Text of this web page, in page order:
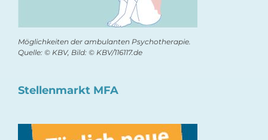
Möglichkeiten der ambulanten Psychotherapie.
Quelle: © KBV, Bild: © KBV/116117.de
Stellenmarkt MFA